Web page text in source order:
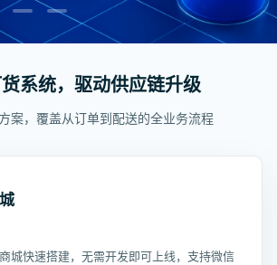
系统，驱动供应链升级
案，覆盖从订单到配送的全业务流程
城快速搭建，无需开发即可上线，支持微信